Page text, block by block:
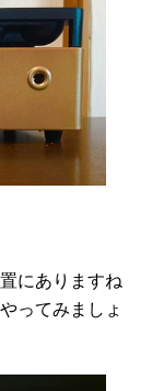
にありますね
ってみましょ